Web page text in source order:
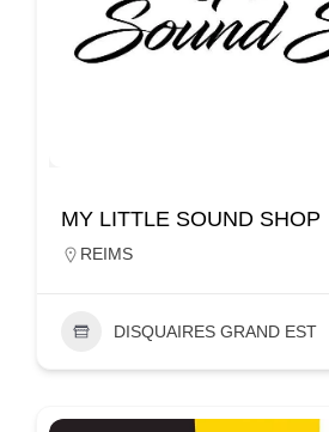
MY LITTLE SOUND SHOP
REIMS
DISQUAIRES GRAND EST